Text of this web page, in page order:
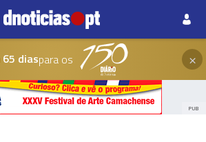
65 diaspara os ×
PUB